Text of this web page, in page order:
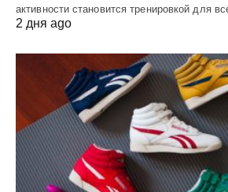
активности становится тренировкой для
2 дня ago